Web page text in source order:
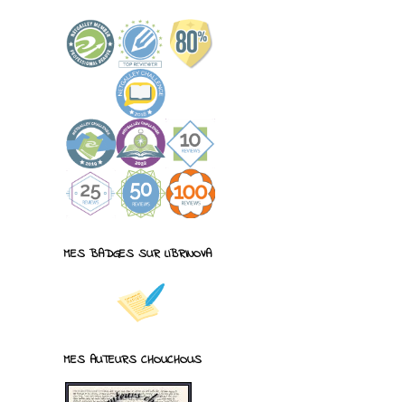
MES BADGES SUR LIBRINOVA
MES AUTEURS CHOUCHOUS